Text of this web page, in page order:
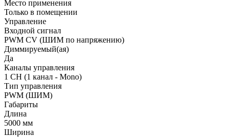
Место применения
Только в помещении
Управление
Входной сигнал
PWM СV (ШИМ по напряжению)
Диммируемый(ая)
Да
Каналы управления
1 CH (1 канал - Mono)
Тип управления
PWM (ШИМ)
Габариты
Длина
5000 мм
Ширина